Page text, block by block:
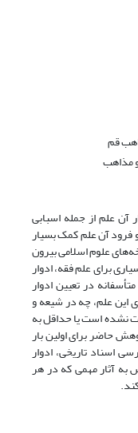
قم
مذاهب
آن علم از جمله اسبابی
فرود آن علم کمک بسیار
علوم اسلامی بیرون
برای علم فقه، ادوار
در تعیین ادوار
این علم، چه در شیعه و
نشده است یا حداقل به
حاضر برای اولین بار
اسناد تاریخی، ادوار
به آثار مهمی که در هر